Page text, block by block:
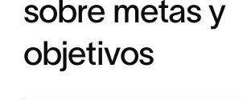
sobre metas y
objetivos